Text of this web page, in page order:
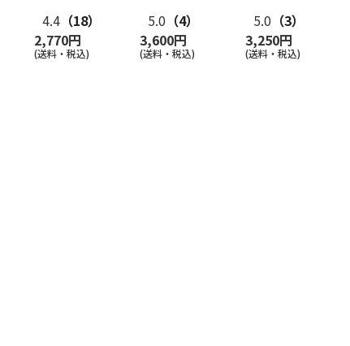
4.4 （18）
2,770円
(送料・税込)
ト５種
…
5.0 （4）
3,600円
(送料・税込)
5.0 （3）
3,250円
(送料・税込)